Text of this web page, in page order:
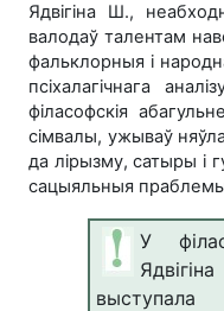
Ядвігіна Ш.,
валодаў талентам
фальклорныя і
псіхалагічнага
філасофскія
сімвалы, ужываў
да лірызму, сатыры і
сацыяльныя
У